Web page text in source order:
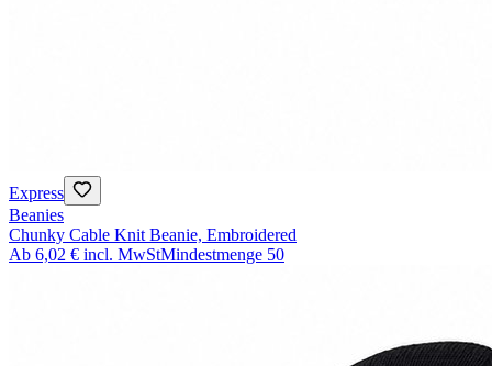
Express
Beanies
Chunky Cable Knit Beanie, Embroidered
Ab 6,02 € incl. MwStMindestmenge 50